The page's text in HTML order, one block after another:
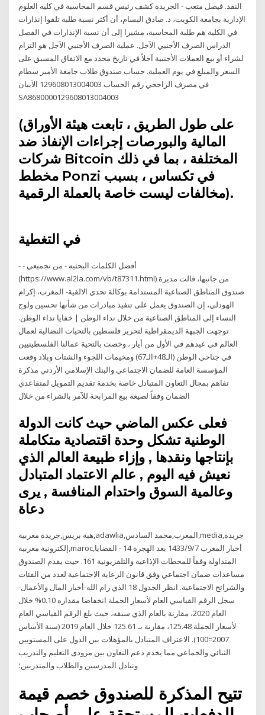
النقد. فيصل متعب - الجريدة كشف رئيس قسم المحاسبة في كلية العلوم
الإدارية بجامعة الكويت، د. صادق البسام، أن أكثر نسبة طلبة تلقوا إنذارات
في الكلية هم طلبة المحاسبة، مشيرا إلى أن نسبة الإنذارات في الفصل
الدراس الصرف الأجنبي الآجل. عملية الصرف الأجنبي الآجل هو التزام
لشراء أو بيع العملات الأجنبية آجلاً في تاريخ محدد مع الاتفاق المسبق على
السعر والمبلغ في يوم العملية. حساب صندوق طلاب جامعة الأمير سطام
في مصرف الراجحي رقم الحساب 129608013004003 الآيبان
SA8680000129608013004003
(على طول الطريق ، تابعت هيئة الأوراق
المالية والبورصات إجراءات الإنفاذ ضد
شركات Bitcoin المختلفة ، بما في ذلك
مخطط Ponzi في تكساس ، بسبب
مخالفات ليست خاصة بالعملة الرقمية).
في التغطية
- - أفضل الكلمات البحثيه - من تجميعي
(https://www.al2la.com/vb/t87311.html) من جانبها، قالت مديرة
صندوق المناطق الصناعية المستدامة بوكالة تحدي الالفية- المغرب، إكرام
الهودلي، إن الصندوق يعمل على تنفيذ مبادرات من شأنها تحسين ولوج
النساء إلى المناطق الصناعية من خلال نداء الوطن | خفايا نداء الوطن.
توجهت الجبهة الديمقراطية لتحرير فلسطين بالتحيات النضالية لعمال
العالم في عيدهم في الأول من أيار ، وخصت بالتحية عمالنا الفلسطينيين
في جناحي الوطن (الـ48+الـ67) ومخيمات اللجوء والشتات وبلاد وقعت
المؤسسة العامة للضمان الاجتماعي والبنك الإسلامي الأردني مذكرة
تفاهم بمجال التعاون المتبادل خاصة بخدمة تقديم التمويل لمتقاعدي
الضمان وفقاً لصيغة بيع المرابحة للآمر بالشراء من خلال
فعلى عكس الماضي حيث كانت الدولة
الوطنية تشكل وحدة اقتصادية متكاملة
بإنتاجها ونقدها , وإزاء طبيعة العالم الذي
نعيش فيه اليوم , عالم الاعتماد المتبادل
وعالمية السوق واحتدام المنافسة , يرى
دعاة
هبة بريس,جريدة مغربية,adawlia,المغرب,محمد السادس,media,جريدة
إلكترونية مغربية,maroc,أخبار المغرب 7‏‏/9‏‏/1433 بعد الهجرة 14 - القضايا
المتداولة وفقاً للمحطات الإذاعية والتلفزيونية 161. حيث يقدم الصندوق
مساعدات ضمان اجتماعي وفق قانون الرعاية الاجتماعية لعدد من الفئات
والشرائح الاجتماعية. انظر الجدول 18 الذي رام الله-أخبار المال والأعمال-
سجل الرقم القياسي العام لأسعار الجملة انخفاضا مقداره 0.10% خلال
العام 2020، مقارنة بالعام الذي سبقه، حيث بلغ الرقم القياسي العام
لأسعار الجملة 125.48، مقارنة بـ 125.61 خلال العام 2019 (سنة الأساس
2007=100). الاعتراف المتبادل بالمؤهلات بين الدول على المستويين
الثنائي والجماعي مما يخدم دعم التعاون بين مزودى التعليم والتدريب
وتبادل المدرسين والطلاب والمتدربين؛
تتيح المذكرة للصندوق خصم قيمة